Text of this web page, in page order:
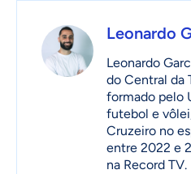
Leonardo
Leonardo
do Central da
formado pelo
futebol e
Cruzeiro no
entre 2022 e
na Record TV.